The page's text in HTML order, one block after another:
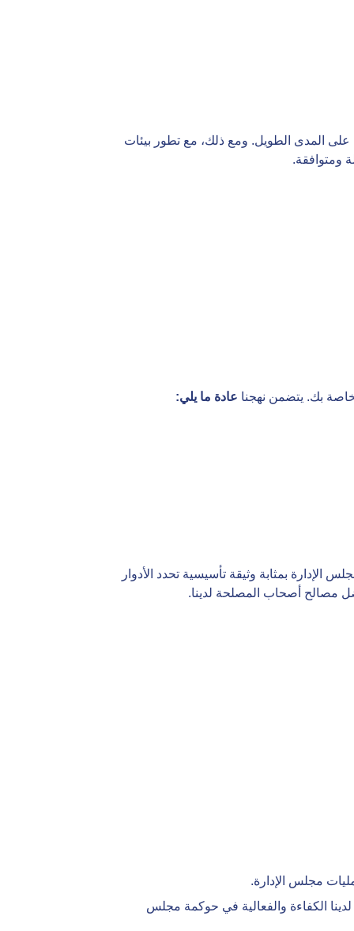
على المدى الطويل. ومع ذلك، مع تطور بيئات
ومتوافقة.
بك. يتضمن نهجنا عادة ما يلي:
بمثابة وثيقة تأسيسية تحدد الأدوار
مصالح أصحاب المصلحة لدينا.
مجلس الإدارة.
الكفاءة والفعالية في حوكمة مجلس